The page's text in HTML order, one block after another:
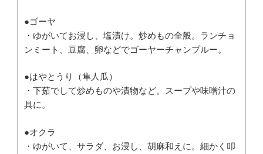
●ゴーヤ
・ゆがいてお浸し、塩漬け。炒めもの全般。ランチョ
ンミート、豆腐、卵などでゴーヤーチャンプルー。
●はやとうり（隼人瓜）
・下茹でして炒めものや漬物など。スープや味噌汁の
具に。
●オクラ
・ゆがいて、サラダ、お浸し、胡麻和えに。細かく叩